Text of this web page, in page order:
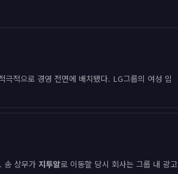
적으로 경영 전면에 배치됐다. LG그룹의 여성 임
송 상무가 지투알로 이동할 당시 회사는 그룹 내 광고